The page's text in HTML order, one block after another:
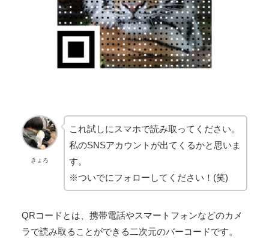
きょろ
これ試しにスマホで読み取ってください。
私のSNSアカウントが出てくるかと思いま
す。
※ついでにフォローしてください！(笑)
QRコードとは、携帯電話やスマートフォンなどのカメ
ラで読み取ることができる二次元のバーコードです。